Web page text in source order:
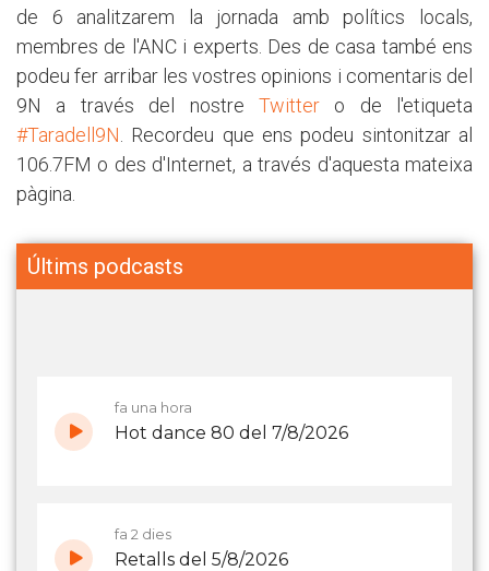
de 6 analitzarem la jornada amb polítics locals,
membres de l'ANC i experts. Des de casa també ens
podeu fer arribar les vostres opinions i comentaris del
9N a través del nostre Twittero de l'etiqueta
#Taradell9N . Recordeu que ens podeu sintonitzar al
106.7FM o des d'Internet, a través d'aquesta mateixa
pàgina.
Últims podcasts